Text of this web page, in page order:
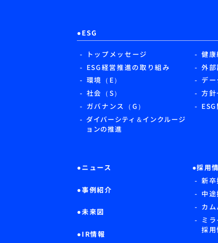
ESG
トップメッセージ
ESG経営推進の取り組み
環境（E）
社会（S）
ガバナンス（G）
ダイバーシティ＆インクルージ
ョンの推進
健
外
デ
方
ニュース
事例紹介
未来図
IR情報
採用
新
中
カ
ミ
採用